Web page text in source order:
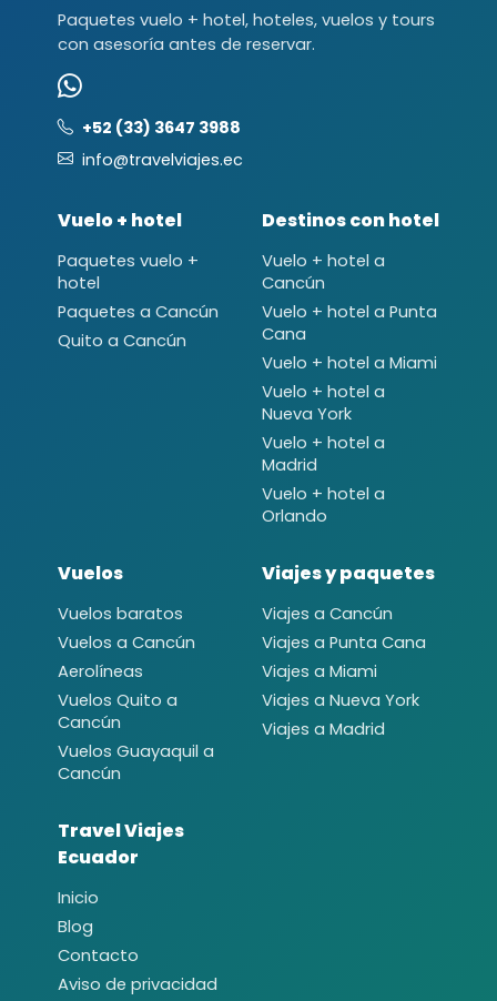
Paquetes vuelo + hotel, hoteles, vuelos y tours
con asesoría antes de reservar.
+52 (33) 3647 3988
info@travelviajes.ec
Vuelo + hotel
Paquetes vuelo +
hotel
Paquetes a Cancún
Quito a Cancún
Destinos con hotel
Vuelo + hotel a
Cancún
Vuelo + hotel a Punta
Cana
Vuelo + hotel a Miami
Vuelo + hotel a
Nueva York
Vuelo + hotel a
Madrid
Vuelo + hotel a
Orlando
Vuelos
Vuelos baratos
Vuelos a Cancún
Aerolíneas
Vuelos Quito a
Cancún
Vuelos Guayaquil a
Cancún
Viajes y paquetes
Viajes a Cancún
Viajes a Punta Cana
Viajes a Miami
Viajes a Nueva York
Viajes a Madrid
Travel Viajes
Ecuador
Inicio
Blog
Contacto
Aviso de privacidad